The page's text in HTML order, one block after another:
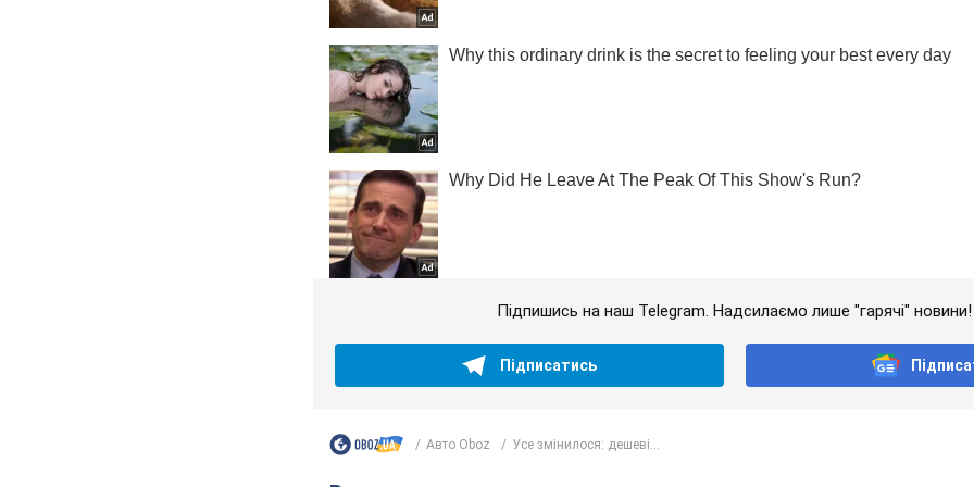
Підпишись на наш Telegram. Надсилаємо лише "гарячі" новини!
Підписатись
Авто Oboz Усе змінилося: дешеві...